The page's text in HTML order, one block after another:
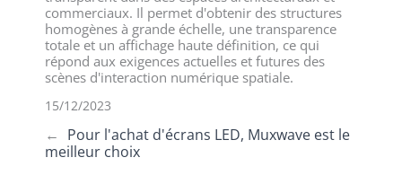
commerciaux. Il permet d'obtenir des structures
homogènes à grande échelle, une transparence
totale et un affichage haute définition, ce qui
répond aux exigences actuelles et futures des
scènes d'interaction numérique spatiale.
15/12/2023
← Pour l'achat d'écrans LED, Muxwave est le
meilleur choix